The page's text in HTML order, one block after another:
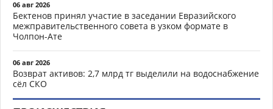
06 авг 2026
Бектенов принял участие в заседании Евразийского
межправительственного совета в узком формате в
Чолпон-Ате
06 авг 2026
Возврат активов: 2,7 млрд тг выделили на водоснабжение
сёл СКО